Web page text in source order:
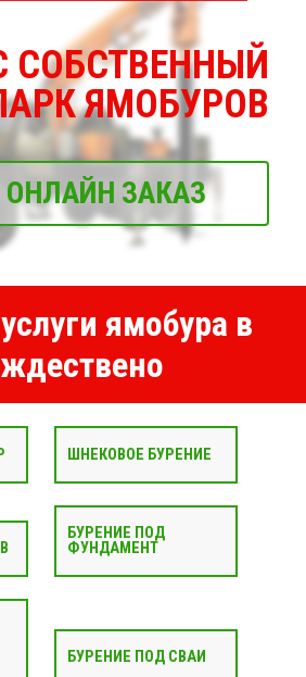
СОБСТВЕННЫЙ
ЯМОБУРОВ
ОНЛАЙН ЗАКАЗ
ямобура в
ШНЕКОВОЕ БУРЕНИЕ
БУРЕНИЕ ПОД
ФУНДАМЕНТ
БУРЕНИЕ ПОД СВАИ